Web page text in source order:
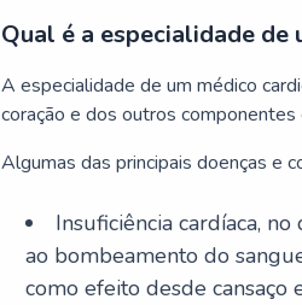
Qual é a especialidade
A especialidade de um médico
coração e dos outros
Algumas das principais doenças e
Insuficiência cardíaca,
ao bombeamento do
como efeito desde cansaço